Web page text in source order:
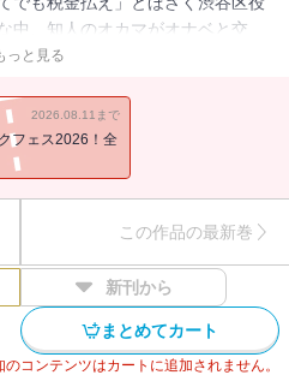
、知人のオカマがオナベと交
の境界がなくなった未来は楽園な
ヌとの対談「ゲイと女装とコスプ
っと見る
2026.08.11まで
フェス2026！全
この作品の最新巻
新刊から
まとめてカート
コンテンツはカートに追加されません。